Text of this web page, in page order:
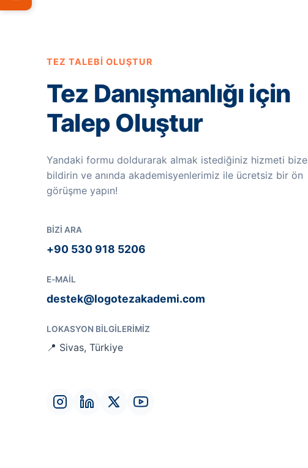
TEZ TALEBI OLUŞTUR
Tez Danışmanlığı için
Talep Oluştur
Yandaki formu doldurarak almak istediğiniz hizmeti bize
bildirin ve anında akademisyenlerimiz ile ücretsiz bir ön
görüşme yapın!
BIZI ARA
+90 530 918 5206
E-MAIL
destek@logotezakademi.com
LOKASYON BILGILERIMIZ
📍 Sivas, Türkiye